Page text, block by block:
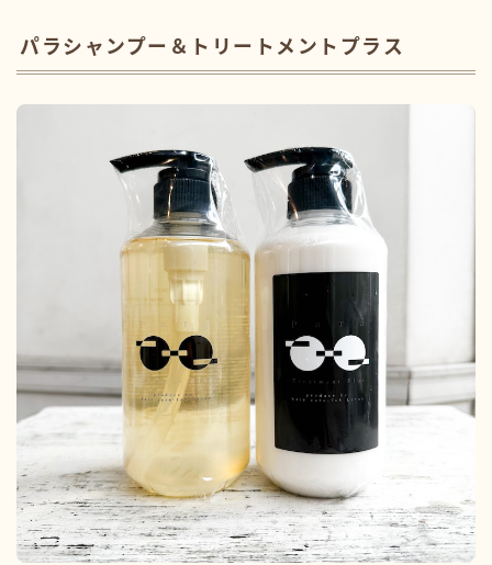
パラシャンプー＆トリートメントプラス